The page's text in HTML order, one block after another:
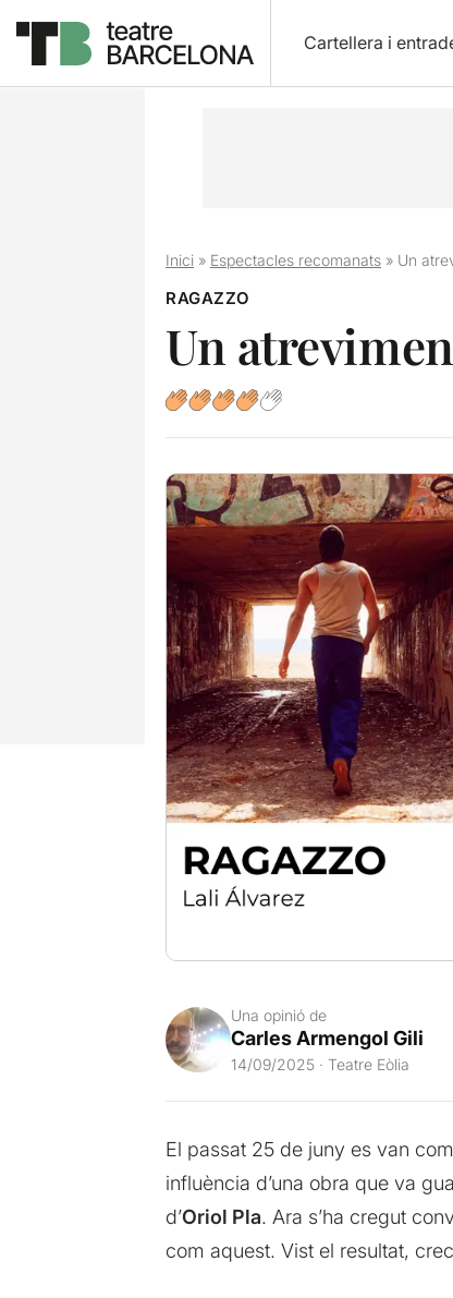
Cartellera i
Inici» Espectacles recomanats» Un
RAGAZZO
Un
Una opinió de
Carles Armengol Gili
14/09/2025 · Teatre Eòlia
El passat 25 de juny es van
influència d’una obra que va
d’Oriol Pla. Ara s’ha cregut
com aquest. Vist el resultat,